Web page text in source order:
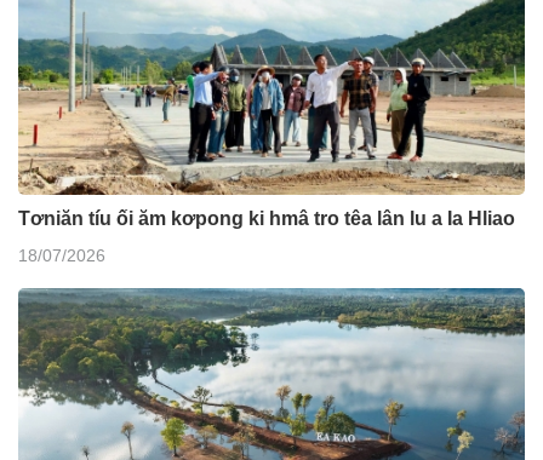
Tơniăn tíu ối ăm kơpong ki hmâ tro têa lân lu a Ia Hliao
18/07/2026